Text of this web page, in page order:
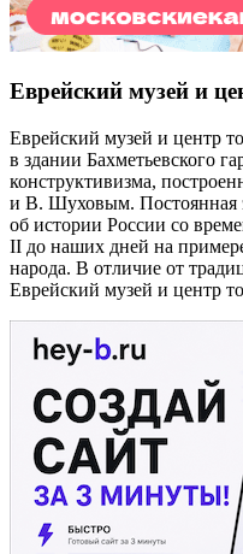
Еврейский музей и
Еврейский музей и центр
в здании Бахметьевского
конструктивизма,
и В. Шуховым. Постоянная
об истории России со
II до наших дней на
народа. В отличие от
Еврейский музей и центр